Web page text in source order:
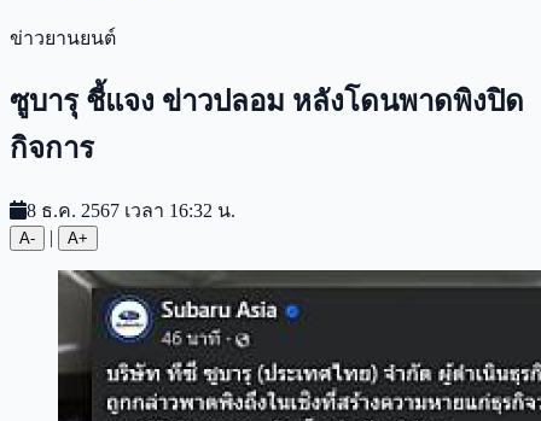
ข่าวยานยนต์
ซูบารุ ชี้แจง ข่าวปลอม หลังโดนพาดพิงปิด
กิจการ
8 ธ.ค. 2567 เวลา 16:32 น.
A- | A+